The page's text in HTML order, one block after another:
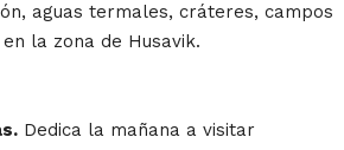
aguas termales, cráteres, campos
la zona de Husavik.
Dedica la mañana a visitar